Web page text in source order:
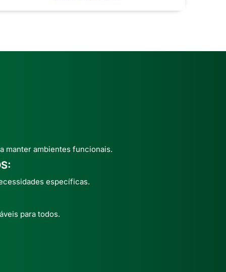
manter ambientes funcionais.
específicas.
para todos.